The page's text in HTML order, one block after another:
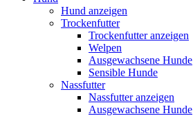
Hund anzeigen
Trockenfutter
Trockenfutter anzeigen
Welpen
Ausgewachsene Hunde
Sensible Hunde
Nassfutter
Nassfutter anzeigen
Ausgewachsene Hunde